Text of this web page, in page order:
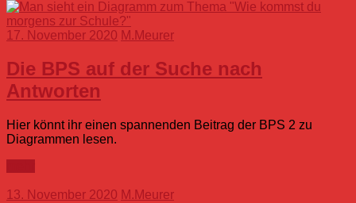
17. November 2020 M.Meurer
Die BPS auf der Suche nach
Antworten
Hier könnt ihr einen spannenden Beitrag der BPS 2 zu
Diagrammen lesen.
13. November 2020 M.Meurer